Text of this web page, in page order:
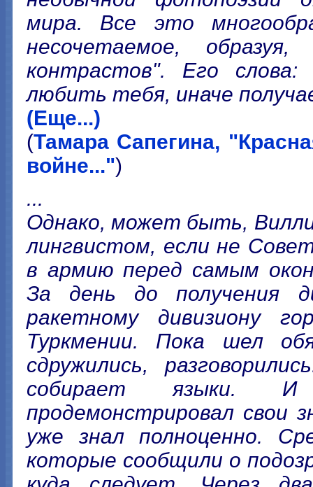
мира. Все это
несочетаемое,
контрастов". Его
любить тебя, иначе
(Еще...)
(Тамара Сапегина,
войне...")
...
Однако, может быть,
лингвистом, если не
в армию перед самым
За день до получения
ракетному дивизиону
Туркмении. Пока шел
сдружились,
собирает языки. И
продемонстрировал свои
уже знал полноценно.
которые сообщили о